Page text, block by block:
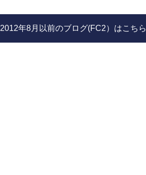
2012年8月以前のブログ(FC2）はこちら